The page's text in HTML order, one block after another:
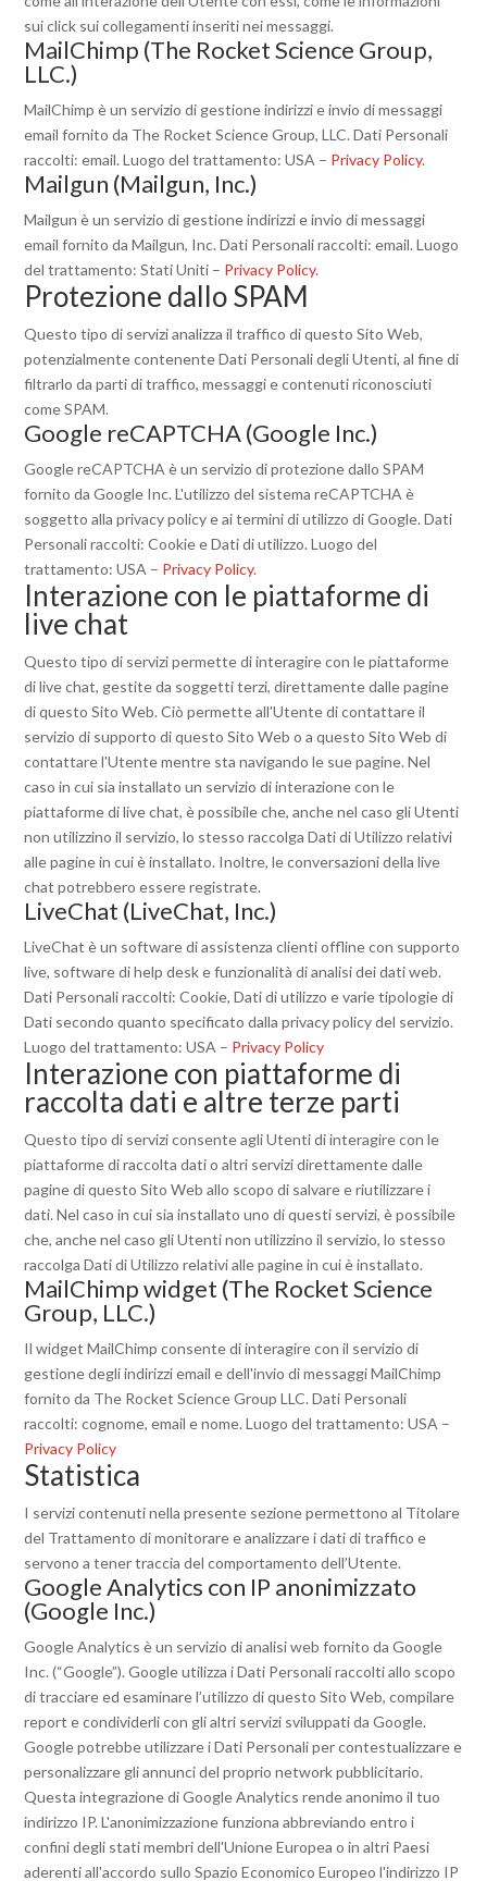
sui click sui collegamenti inseriti nei messaggi.
MailChimp (The Rocket Science Group,
LLC.)
MailChimp è un servizio di gestione indirizzi e invio di messaggi
email fornito da The Rocket Science Group, LLC. Dati Personali
raccolti: email. Luogo del trattamento: USA – Privacy Policy.
Mailgun (Mailgun, Inc.)
Mailgun è un servizio di gestione indirizzi e invio di messaggi
email fornito da Mailgun, Inc. Dati Personali raccolti: email. Luogo
del trattamento: Stati Uniti – Privacy Policy.
Protezione dallo SPAM
Questo tipo di servizi analizza il traffico di questo Sito Web,
potenzialmente contenente Dati Personali degli Utenti, al fine di
filtrarlo da parti di traffico, messaggi e contenuti riconosciuti
come SPAM.
Google reCAPTCHA (Google Inc.)
Google reCAPTCHA è un servizio di protezione dallo SPAM
fornito da Google Inc. L'utilizzo del sistema reCAPTCHA è
soggetto alla privacy policy e ai termini di utilizzo di Google. Dati
Personali raccolti: Cookie e Dati di utilizzo. Luogo del
trattamento: USA – Privacy Policy.
Interazione con le piattaforme di
live chat
Questo tipo di servizi permette di interagire con le piattaforme
di live chat, gestite da soggetti terzi, direttamente dalle pagine
di questo Sito Web. Ciò permette all'Utente di contattare il
servizio di supporto di questo Sito Web o a questo Sito Web di
contattare l'Utente mentre sta navigando le sue pagine. Nel
caso in cui sia installato un servizio di interazione con le
piattaforme di live chat, è possibile che, anche nel caso gli Utenti
non utilizzino il servizio, lo stesso raccolga Dati di Utilizzo relativi
alle pagine in cui è installato. Inoltre, le conversazioni della live
chat potrebbero essere registrate.
LiveChat (LiveChat, Inc.)
LiveChat è un software di assistenza clienti offline con supporto
live, software di help desk e funzionalità di analisi dei dati web.
Dati Personali raccolti: Cookie, Dati di utilizzo e varie tipologie di
Dati secondo quanto specificato dalla privacy policy del servizio.
Luogo del trattamento: USA – Privacy Policy
Interazione con piattaforme di
raccolta dati e altre terze parti
Questo tipo di servizi consente agli Utenti di interagire con le
piattaforme di raccolta dati o altri servizi direttamente dalle
pagine di questo Sito Web allo scopo di salvare e riutilizzare i
dati. Nel caso in cui sia installato uno di questi servizi, è possibile
che, anche nel caso gli Utenti non utilizzino il servizio, lo stesso
raccolga Dati di Utilizzo relativi alle pagine in cui è installato.
MailChimp widget (The Rocket Science
Group, LLC.)
Il widget MailChimp consente di interagire con il servizio di
gestione degli indirizzi email e dell'invio di messaggi MailChimp
fornito da The Rocket Science Group LLC. Dati Personali
raccolti: cognome, email e nome. Luogo del trattamento: USA –
Privacy Policy
Statistica
I servizi contenuti nella presente sezione permettono al Titolare
del Trattamento di monitorare e analizzare i dati di traffico e
servono a tener traccia del comportamento dell’Utente.
Google Analytics con IP anonimizzato
(Google Inc.)
Google Analytics è un servizio di analisi web fornito da Google
Inc. (“Google”). Google utilizza i Dati Personali raccolti allo scopo
di tracciare ed esaminare l’utilizzo di questo Sito Web, compilare
report e condividerli con gli altri servizi sviluppati da Google.
Google potrebbe utilizzare i Dati Personali per contestualizzare e
personalizzare gli annunci del proprio network pubblicitario.
Questa integrazione di Google Analytics rende anonimo il tuo
indirizzo IP. L'anonimizzazione funziona abbreviando entro i
confini degli stati membri dell'Unione Europea o in altri Paesi
aderenti all'accordo sullo Spazio Economico Europeo l'indirizzo IP